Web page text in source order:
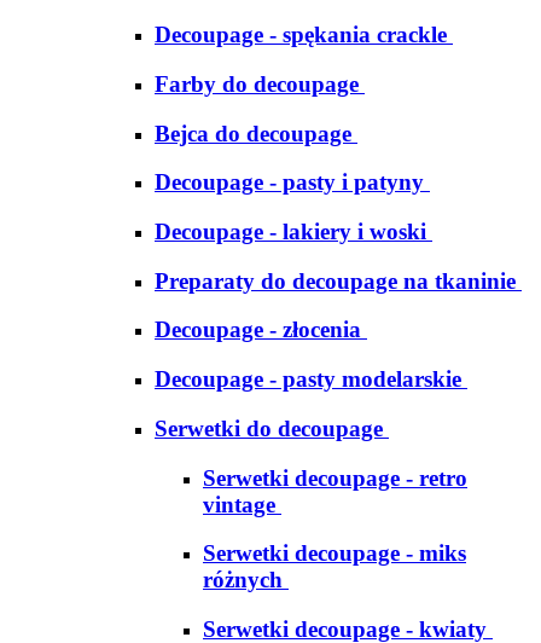
Decoupage - spękania crackle
Farby do decoupage
Bejca do decoupage
Decoupage - pasty i patyny
Decoupage - lakiery i woski
Preparaty do decoupage na tkaninie
Decoupage - złocenia
Decoupage - pasty modelarskie
Serwetki do decoupage
Serwetki decoupage - retro
vintage
Serwetki decoupage - miks
różnych
Serwetki decoupage - kwiaty